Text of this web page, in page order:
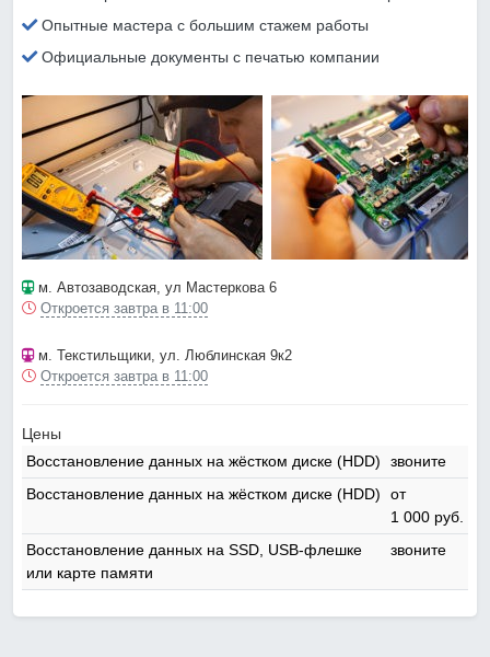
Опытные мастера с большим стажем работы
Официальные документы с печатью компании
м. Автозаводская, ул Мастеркова 6
Откроется завтра в 11:00
м. Текстильщики, ул. Люблинская 9к2
Откроется завтра в 11:00
Цены
Восстановление данных на жёстком диске (HDD)
звоните
Восстановление данных на жёстком диске (HDD)
от
1 000 pyб.
Восстановление данных на SSD, USB-флешке
или карте памяти
звоните